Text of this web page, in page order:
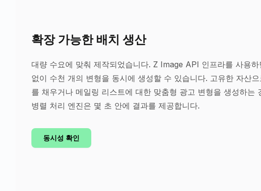
확장 가능한 배치 생산
대량 수요에 맞춰 제작되었습니다. Z Image API 인프라를 사용
없이 수천 개의 변형을 동시에 생성할 수 있습니다. 고유한 자산
를 채우거나 메일링 리스트에 대한 맞춤형 광고 변형을 생성하는
병렬 처리 엔진은 몇 초 안에 결과를 제공합니다.
동시성 확인